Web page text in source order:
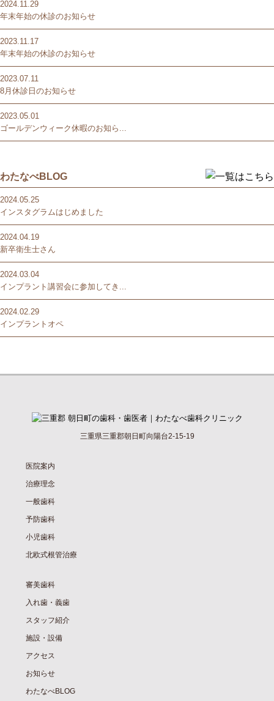
2024.11.29
年末年始の休診のお知らせ
2023.11.17
年末年始の休診のお知らせ
2023.07.11
8月休診日のお知らせ
2023.05.01
ゴールデンウィーク休暇のお知ら...
わたなべBLOG
2024.05.25
インスタグラムはじめました
2024.04.19
新卒衛生士さん
2024.03.04
インプラント講習会に参加してき...
2024.02.29
インプラントオペ
三重県三重郡朝日町向陽台2-15-19
医院案内
治療理念
一般歯科
予防歯科
小児歯科
北欧式根管治療
審美歯科
入れ歯・義歯
スタッフ紹介
施設・設備
アクセス
お知らせ
わたなべBLOG